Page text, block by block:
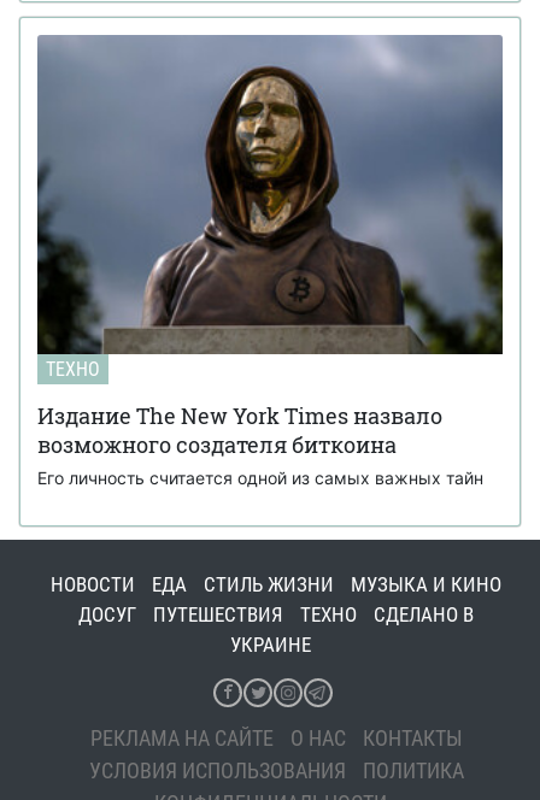
ТЕХНО
Издание The New York Times назвало
возможного создателя биткоина
Его личность считается одной из самых важных тайн
НОВОСТИ ЕДА СТИЛЬ ЖИЗНИ
МУЗЫКА И КИНО
ДОСУГ
ПУТЕШЕСТВИЯ ТЕХНО
СДЕЛАНО В
УКРАИНЕ
РЕКЛАМА НА САЙТЕ О НАС
КОНТАКТЫ
УСЛОВИЯ ИСПОЛЬЗОВАНИЯ
ПОЛИТИКА